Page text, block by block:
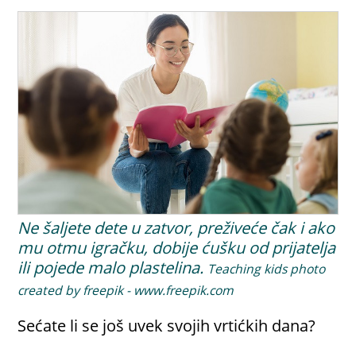
Ne šaljete dete u zatvor, preživeće čak i ako
mu otmu igračku, dobije ćušku od prijatelja
ili pojede malo plastelina. Teaching kids photo
created by freepik - www.freepik.com
Sećate li se još uvek svojih vrtićkih dana?